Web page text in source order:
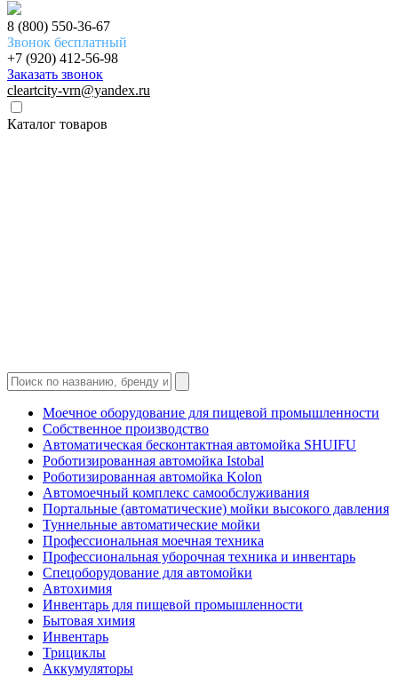
8 (800) 550-36-67
Звонок бесплатный
+7 (920) 412-56-98
Заказать звонок
cleartcity-vrn@yandex.ru
Каталог товаров
Моечное оборудование для пищевой промышленности
Собственное производство
Автоматическая бесконтактная автомойка SHUIFU
Роботизированная автомойка Istobal
Роботизированная автомойка Kolon
Автомоечный комплекс самообслуживания
Портальные (автоматические) мойки высокого давления
Туннельные автоматические мойки
Профессиональная моечная техника
Профессиональная уборочная техника и инвентарь
Спецоборудование для автомойки
Автохимия
Инвентарь для пищевой промышленности
Бытовая химия
Инвентарь
Трициклы
Аккумуляторы